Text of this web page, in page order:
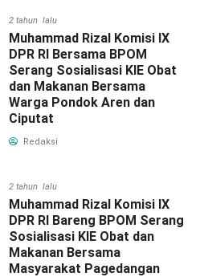
2 tahun lalu
Muhammad Rizal Komisi IX
DPR RI Bersama BPOM
Serang Sosialisasi KIE Obat
dan Makanan Bersama
Warga Pondok Aren dan
Ciputat
Redaksi
2 tahun lalu
Muhammad Rizal Komisi IX
DPR RI Bareng BPOM Serang
Sosialisasi KIE Obat dan
Makanan Bersama
Masyarakat Pagedangan